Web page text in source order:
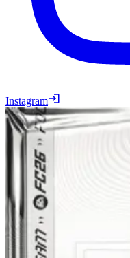
Instagram